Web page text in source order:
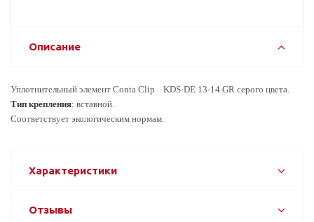
Описание
Уплотнительный элемент Conta Clip KDS-DE 13-14 GR серого цвета.
Тип крепления: вставной.
Соответствует экологическим нормам.
Характеристики
Отзывы